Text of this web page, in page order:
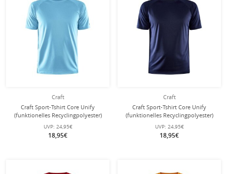
Craft
Craft Sport-Tshirt Core Unify
(funktionelles Recyclingpolyester)
hellblau Herren
UVP: 24,95€
18,95€
Craft
Craft Sport-Tshirt Core Unify
(funktionelles Recyclingpolyester)
navyblau Herren
UVP: 24,95€
18,95€